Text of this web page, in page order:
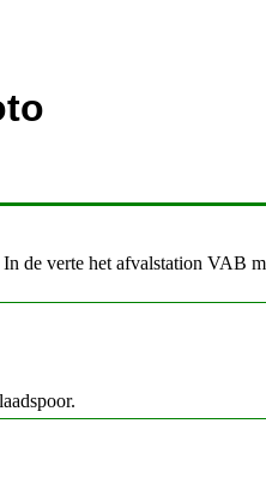
de verte het afvalstation VAB